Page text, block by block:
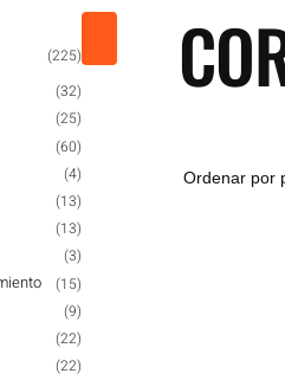
(225)
(32)
(25)
(60)
(4)
(13)
(13)
(3)
(15)
(9)
(22)
(22)